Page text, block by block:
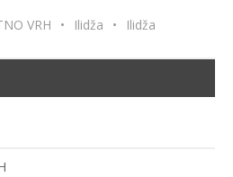
VRH • Ilidža • Ilidža